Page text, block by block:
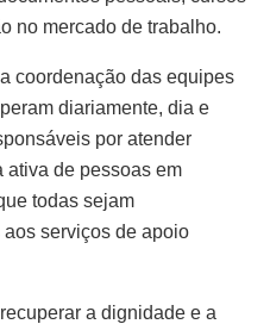
no mercado de trabalho.
coordenação das equipes
diariamente, dia e
por atender
ativa de pessoas em
todas sejam
serviços de apoio
a dignidade e a